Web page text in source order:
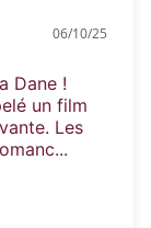
06/10/25
Dane !
un film
Les